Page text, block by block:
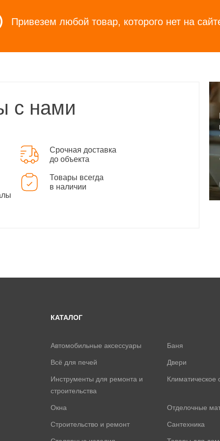
Привезем любой товар, которого нет на
с нами
Срочная доставка
до объекта
Товары всегда
в наличии
КАТАЛОГ
Автомобильные аксессуары Баня
Всё для печей Двери
Инструменты для ремонта и
строительства
Климатическое
Окна Отделочные
Строительство и ремонт Сантехника